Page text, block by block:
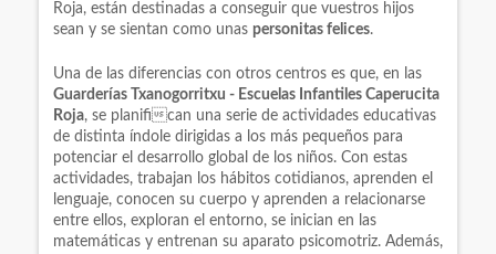
Roja, están destinadas a conseguir que vuestros hijos
sean y se sientan como unas personitas felices.
Una de las diferencias con otros centros es que, en las
Guarderías Txanogorritxu - Escuelas Infantiles Caperucita
Roja, se planifican una serie de actividades educativas
de distinta índole dirigidas a los más pequeños para
potenciar el desarrollo global de los niños. Con estas
actividades, trabajan los hábitos cotidianos, aprenden el
lenguaje, conocen su cuerpo y aprenden a relacionarse
entre ellos, exploran el entorno, se inician en las
matemáticas y entrenan su aparato psicomotriz. Además,